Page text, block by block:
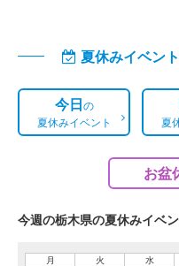
夏休みイベン
今日の
夏休みイベント
夏
お盆
今週の栃木県の夏休みイベ
月 火 水